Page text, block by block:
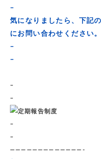
–
気になりましたら、下記
にお問い合わせください。
–
–
–
–
–
–
—————————————-